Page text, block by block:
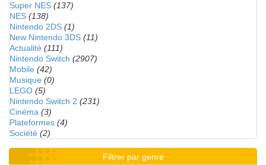
Super NES (137)
NES (138)
Nintendo 2DS (1)
New Nintendo 3DS (11)
Actualité (111)
Nintendo Switch (2907)
Mobile (42)
Musique (0)
LEGO (5)
Nintendo Switch 2 (231)
Cinéma (3)
Plateformes (4)
Société (2)
Filtrer par genre